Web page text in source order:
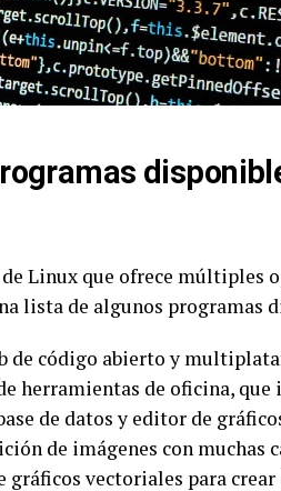
Linux que ofrece múltiples
lista de algunos programas
de código abierto y
herramientas de oficina,
de datos y editor de
de imágenes con muchas
gráficos vectoriales para